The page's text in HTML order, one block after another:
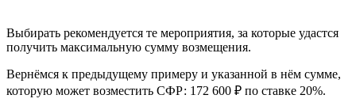
Выбирать рекомендуется те мероприятия, за которые удастся
получить максимальную сумму возмещения.
Вернёмся к предыдущему примеру и указанной в нём сумме,
которую может возместить СФР: 172 600 ₽ по ставке 20%.